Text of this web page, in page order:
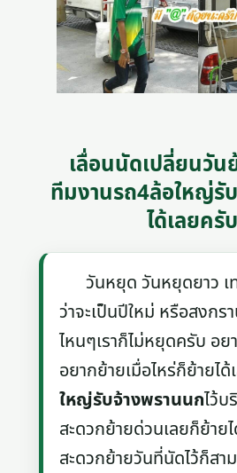
เลื่อนนัดเปลี่ยนวั
ทีมงานรถ4ล้อใหญ่รั
ได้เลยครับ
วันหยุด วันหยุดยาว เ
ว่าจะเป็นปีใหม่ หรือสงกร
ไหนๆเราก็ไม่หยุดครับ อย
อยากย้ายเมื่อไหร่ก็ย้ายได้
ใหญ่รับจ้างพรานนกไว้
สะดวกย้ายด่วนเลยก็ย้าย
สะดวกย้ายวันที่นัดไว้ก็สา